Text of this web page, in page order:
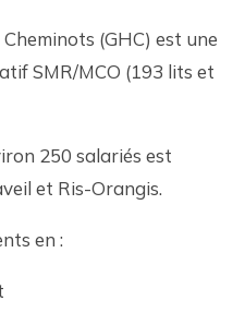
(GHC) est une
SMR/MCO (193 lits et
250 salariés est
et Ris-Orangis.
en :